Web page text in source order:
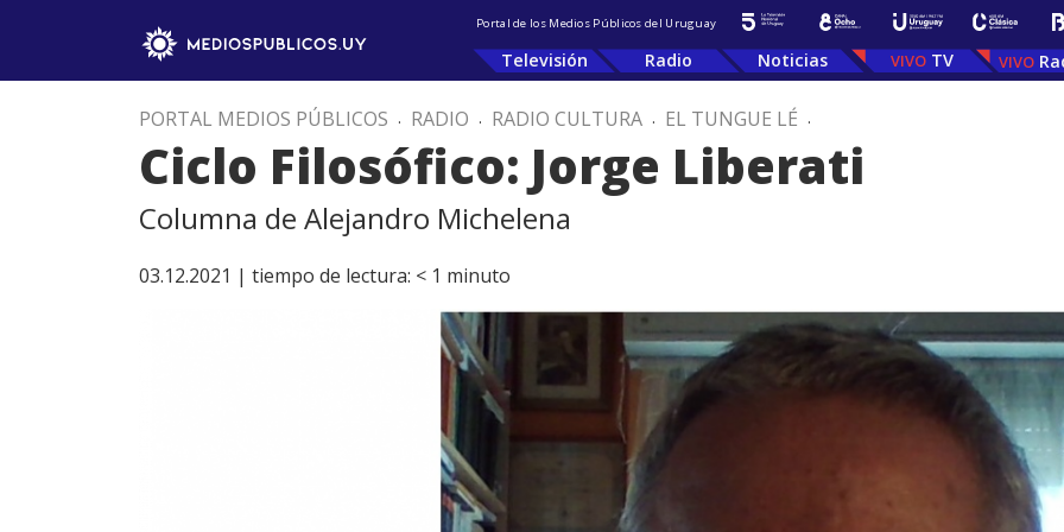
Portal de los Medios Públicos del Uruguay
Televisión Radio Noticias TV
PORTAL MEDIOS PÚBLICOS . RADIO . RADIO CULTURA . EL TUNGUE LÉ .
Ciclo Filosófico: Jorge Liberati
Columna de Alejandro Michelena
03.12.2021 | tiempo de lectura: < 1 minuto